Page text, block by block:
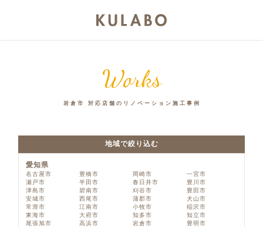
Works
岩倉市 対応店舗のリノベーション施工事例
地域で絞り込む
愛知県
名古屋市 豊橋市 岡崎市
一宮市
瀬戸市
半田市 春日井市
豊川市
津島市
碧南市 刈谷市
豊田市
安城市
西尾市 蒲郡市
犬山市
常滑市
江南市 小牧市
稲沢市
東海市
大府市 知多市
知立市
尾張旭市
高浜市 岩倉市
豊明市